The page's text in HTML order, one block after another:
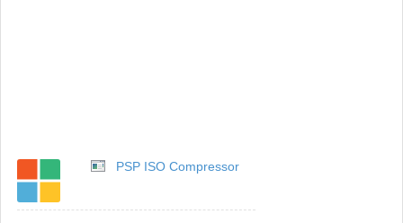
PSP ISO Compressor